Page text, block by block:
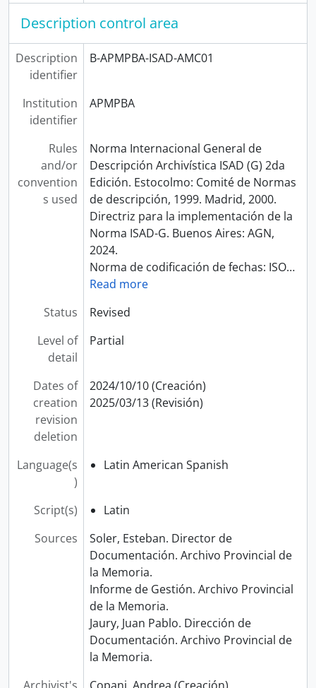
Description control area
Description
identifier
B-APMPBA-ISAD-AMC01
Institution
identifier
APMPBA
Rules
and/or
convention
s used
Norma Internacional General de
Descripción Archivística ISAD (G) 2da
Edición. Estocolmo: Comité de Normas
de descripción, 1999. Madrid, 2000.
Directriz para la implementación de la
Norma ISAD-G. Buenos Aires: AGN,
2024.
Norma de codificación de fechas: ISO…
Read more
Status
Revised
Level of
detail
Partial
Dates of
creation
revision
deletion
2024/10/10 (Creación)
2025/03/13 (Revisión)
Language(s
)
Latin American Spanish
Script(s)
Latin
Sources
Soler, Esteban. Director de
Documentación. Archivo Provincial de
la Memoria.
Informe de Gestión. Archivo Provincial
de la Memoria.
Jaury, Juan Pablo. Dirección de
Documentación. Archivo Provincial de
la Memoria.